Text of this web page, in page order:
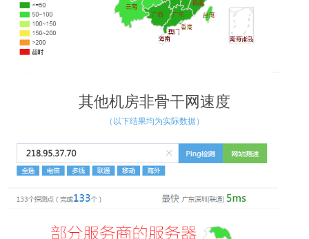
其他机房非骨干网速度
（以下结果均为实际数据）